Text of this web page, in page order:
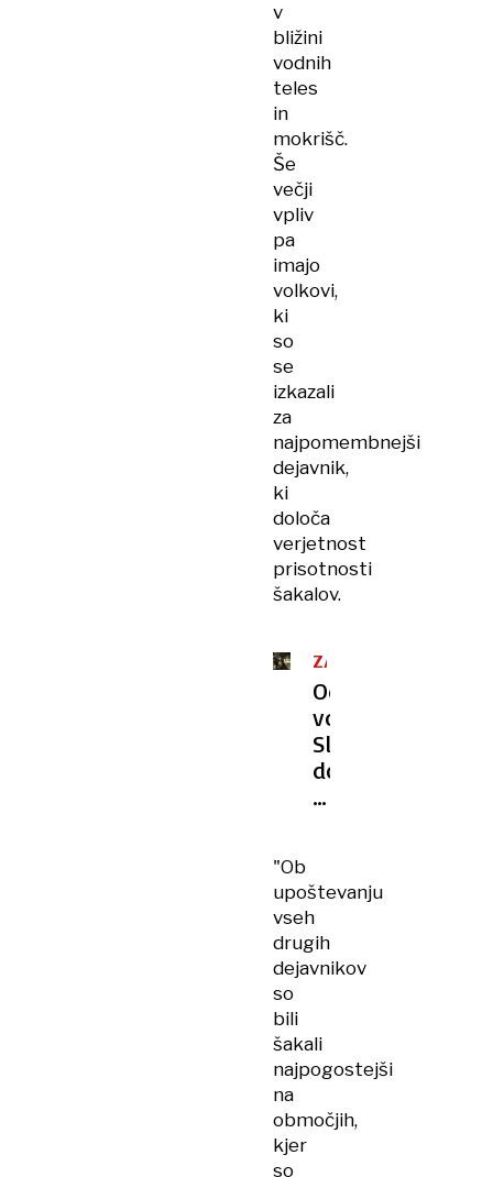
v
bližini
vodnih
teles
in
mokrišč.
Še
večji
vpliv
pa
imajo
volkovi,
ki
so
se
izkazali
za
najpomembnejši
dejavnik,
ki
določa
verjetnost
prisotnosti
šakalov.
ZAKON
NARAVE
Od
volka
Slavca
do
napada
zgodbe
slovenskega
raziskovalca
"Ob
upoštevanju
vseh
drugih
dejavnikov
so
bili
šakali
najpogostejši
na
območjih,
kjer
so